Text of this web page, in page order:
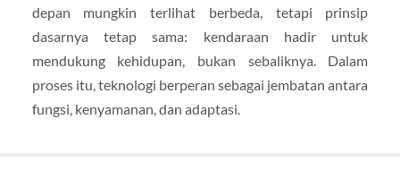
depan mungkin terlihat berbeda, tetapi prinsip
dasarnya tetap sama: kendaraan hadir untuk
mendukung kehidupan, bukan sebaliknya. Dalam
proses itu, teknologi berperan sebagai jembatan antara
fungsi, kenyamanan, dan adaptasi.